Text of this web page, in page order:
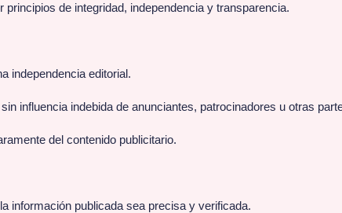
de integridad, independencia y transparencia.
independencia editorial.
influencia indebida de anunciantes, patrocinadores u otras
del contenido publicitario.
información publicada sea precisa y verificada.